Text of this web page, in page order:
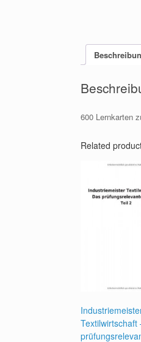
600 Lernkarten
Related
Textilwirtschaft